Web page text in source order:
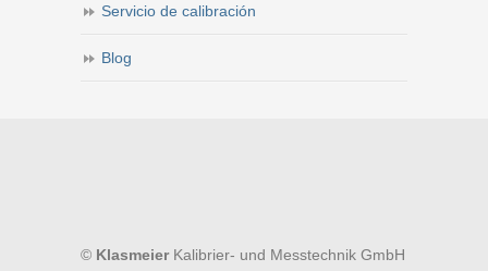
Servicio de calibración
Blog
© KlasmeierKalibrier- und Messtechnik GmbH